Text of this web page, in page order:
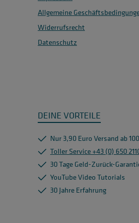
Allgemeine
Widerrufsrecht
Datenschutz
DEINE VORTEILE
Nur 3,90 Euro Versand ab
Toller Service +43 (0) 650
30 Tage Geld-Zurück-
YouTube Video Tutorials
30 Jahre Erfahrung